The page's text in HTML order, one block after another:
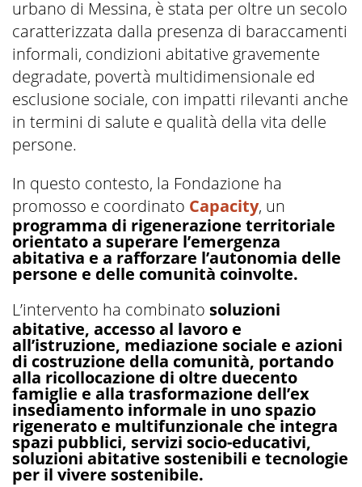
urbano di Messina, è stata per oltre un secolo
caratterizzata dalla presenza di baraccamenti
informali, condizioni abitative gravemente
degradate, povertà multidimensionale ed
esclusione sociale, con impatti rilevanti anche
in termini di salute e qualità della vita delle
persone.
In questo contesto, la Fondazione ha
promosso e coordinato Capacity, un
programma di rigenerazione territoriale
orientato a superare l’emergenza
abitativa e a rafforzare l’autonomia delle
persone e delle comunità coinvolte.
L’intervento ha combinato soluzioni
abitative, accesso al lavoro e
all’istruzione, mediazione sociale e azioni
di costruzione della comunità, portando
alla ricollocazione di oltre duecento
famiglie e alla trasformazione dell’ex
insediamento informale in uno spazio
rigenerato e multifunzionale che integra
spazi pubblici, servizi socio-educativi,
soluzioni abitative sostenibili e tecnologie
per il vivere sostenibile.